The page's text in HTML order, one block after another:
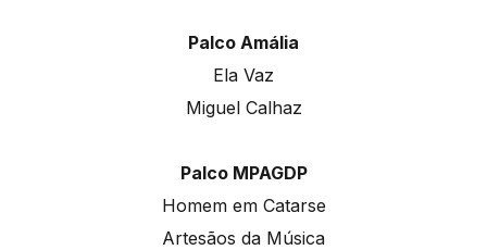
Palco Amália
Ela Vaz
Miguel Calhaz
Palco MPAGDP
Homem em Catarse
Artesãos da Música